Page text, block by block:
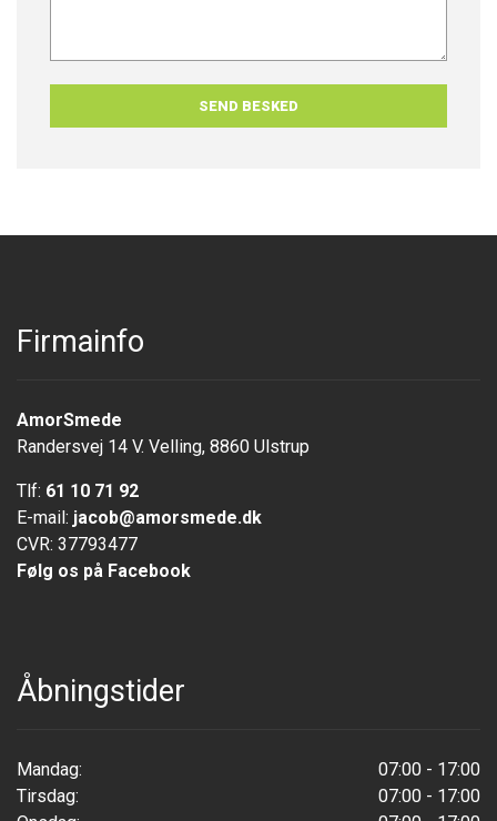
Firmainfo
AmorSmede
Randersvej 14 V. Velling, 8860 Ulstrup
Tlf: 61 10 71 92
E-mail: jacob@amorsmede.dk
CVR: 37793477
Følg os på Facebook
Åbningstider
Mandag:
07:00 - 17:00
Tirsdag:
07:00 - 17:00